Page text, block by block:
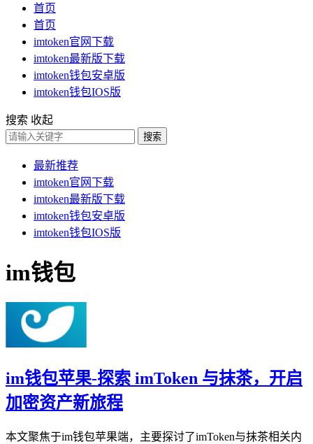
首页
首页
imtoken官网下载
imtoken最新版下载
imtoken钱包安卓版
imtoken钱包IOS版
搜索 收起
搜索
最新推荐
imtoken官网下载
imtoken最新版下载
imtoken钱包安卓版
imtoken钱包IOS版
im钱包
im钱包苹果-探索 imToken 与抹茶，开启
加密资产新旅程
本文聚焦于im钱包苹果端，主要探讨了imToken与抹茶相关内